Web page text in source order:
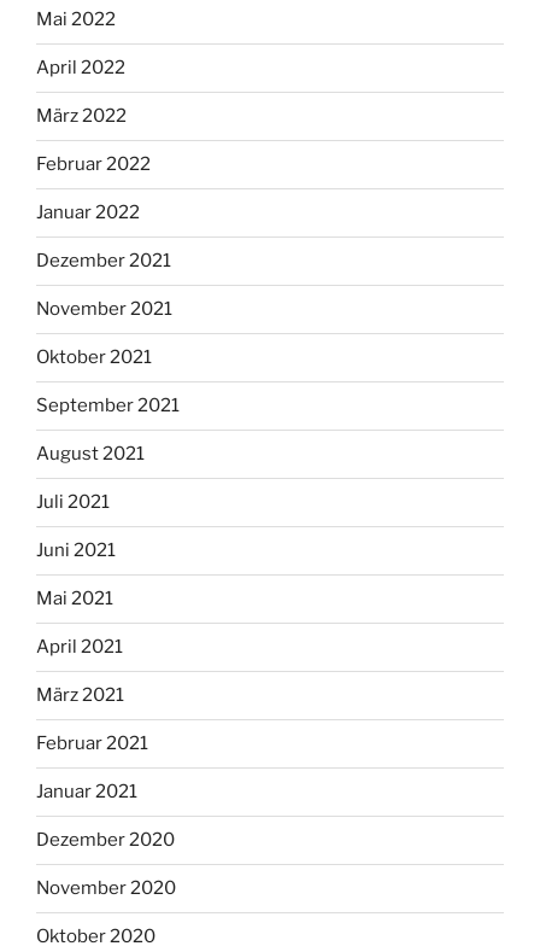
Mai 2022
April 2022
März 2022
Februar 2022
Januar 2022
Dezember 2021
November 2021
Oktober 2021
September 2021
August 2021
Juli 2021
Juni 2021
Mai 2021
April 2021
März 2021
Februar 2021
Januar 2021
Dezember 2020
November 2020
Oktober 2020